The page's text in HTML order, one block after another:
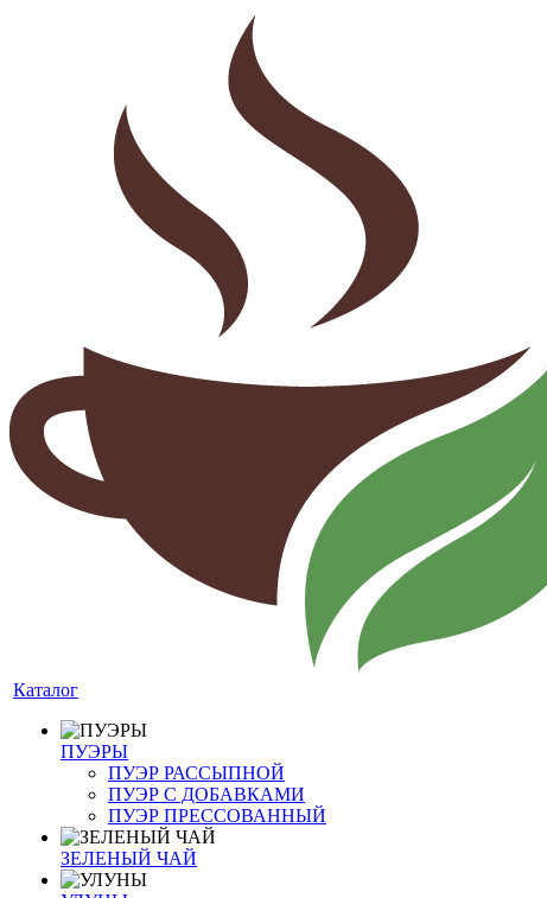
Каталог
ПУЭРЫ
ПУЭР РАССЫПНОЙ
ПУЭР С ДОБАВКАМИ
ПУЭР ПРЕССОВАННЫЙ
ЗЕЛЕНЫЙ ЧАЙ